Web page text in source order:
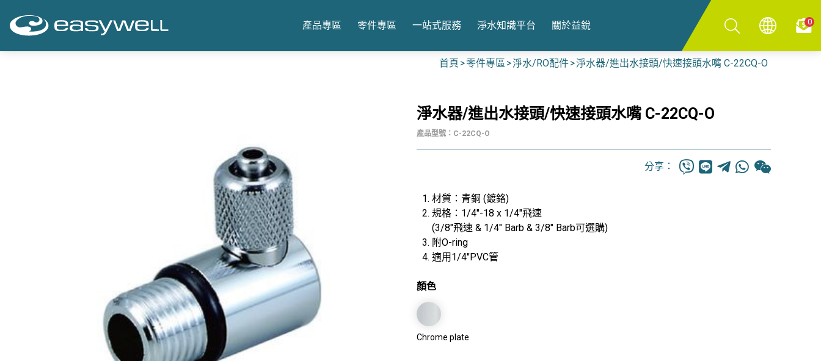
產品專區 零件專區 一站式服務 淨水知識平台 關於益銳 0
首頁 零件專區 淨水/RO配件 淨水器/進出水接頭/快速接頭水嘴 C-22CQ-O
淨水器/進出水接頭/快速接頭水嘴 C-22CQ-O
產品型號：C-22CQ-O
分享：
材質 ：青銅 (鍍鉻)
規格：1/4"-18 x 1/4"飛速
(3/8"飛速 & 1/4" Barb & 3/8" Barb可選購)
附O-ring
適用1/4"PVC管
顏色
Chrome plate